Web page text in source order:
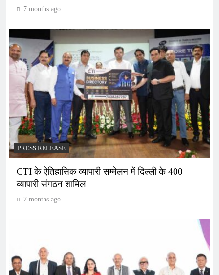
7 months ago
PRESS RELEASE
CTI के ऐतिहासिक व्यापारी सम्मेलन में दिल्ली के 400
व्यापारी संगठन शामिल
7 months ago